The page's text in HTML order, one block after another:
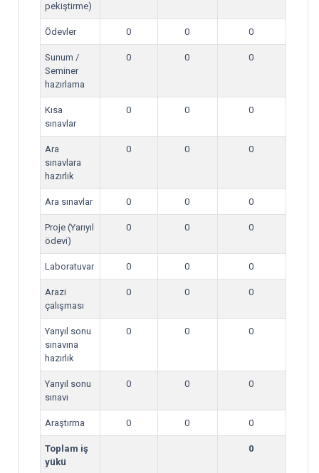
pekiştirme)
Ödevler 0 0 0
Sunum /
Seminer
hazırlama
0 0 0
Kısa
sınavlar
0 0 0
Ara
sınavlara
hazırlık
0 0 0
Ara sınavlar 0 0 0
Proje (Yarıyıl
ödevi)
0 0 0
Laboratuvar 0 0 0
Arazi
çalışması
0 0 0
Yarıyıl sonu
sınavına
hazırlık
0 0 0
Yarıyıl sonu
sınavı
0 0 0
Araştırma 0 0 0
Toplam iş
yükü
0